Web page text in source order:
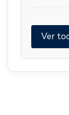
Ver